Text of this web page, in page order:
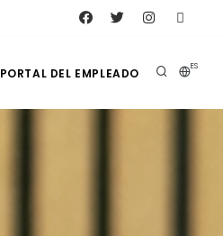
ES
PORTAL DEL EMPLEADO